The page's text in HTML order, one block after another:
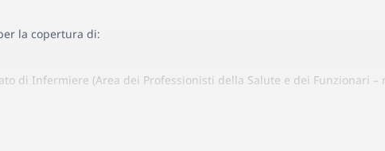
la copertura di:
di Infermiere (Area dei Professionisti della Salute e dei Funzionari –